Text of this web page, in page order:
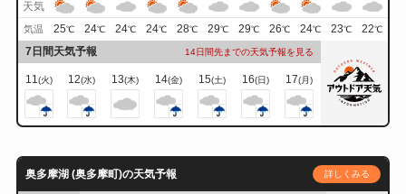
天気
気温 25℃ 24℃ 24℃ 24℃ 28℃ 29℃ 29℃ 26℃ 24℃ 23℃ 22℃
7日間天気予報 14日間先までの天気予報を見る
11(火) 12(水) 13(木) 14(金) 15(土) 16(日) 17(月)
奥多摩湖 (奥多摩町)の天気予報 詳しくみる